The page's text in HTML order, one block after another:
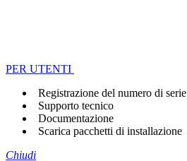
PER UTENTI
Registrazione del numero di serie
Supporto tecnico
Documentazione
Scarica pacchetti di installazione
Chiudi